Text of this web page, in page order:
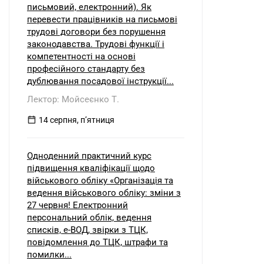
письмовий, електронний). Як
перевести працівників на письмові
трудові договори без порушення
законодавства. Трудові функції і
компетентності на основі
професійного стандарту без
дублювання посадової інструкції...
Лектор: Мойсеєнко Т.
14 серпня, пʼятниця
Одноденний практичний курс
підвищення кваліфікації щодо
військового обліку «Організація та
ведення військового обліку: зміни з
27 червня! Електронний
персональний облік, ведення
списків, е-ВОД, звірки з ТЦК,
повідомлення до ТЦК, штрафи та
помилки...